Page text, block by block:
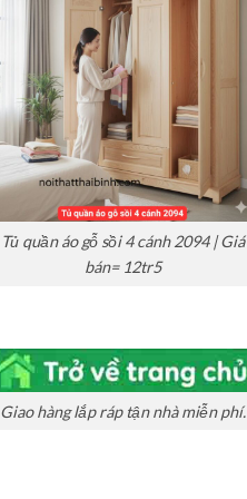
Tủ quần áo gỗ sồi 4 cánh 2094 | Giá
bán= 12tr5
Giao hàng lắp ráp tận nhà miễn phí.